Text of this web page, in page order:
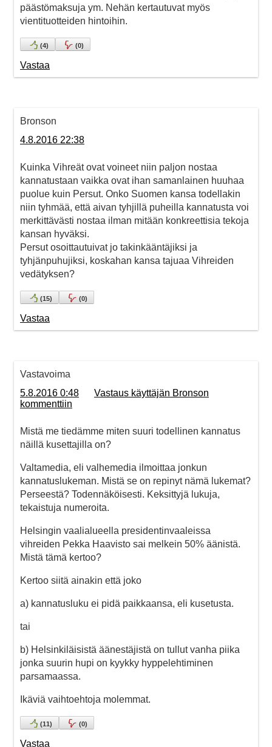
päästömaksuja ym. Nehän kertautuvat myös
vientituotteiden hintoihin.
(4) (0)
Vastaa
Bronson
4.8.2016 22:38
Kuinka Vihreät ovat voineet niin paljon nostaa
kannatustaan vaikka ovat ihan samanlainen huuhaa
puolue kuin Persut. Onko Suomen kansa todellakin
niin tyhmää, että aivan tyhjillä puheilla kannatusta voi
merkittävästi nostaa ilman mitään konkreettisia tekoja
kansan hyväksi.
Persut osoittautuivat jo takinkääntäjiksi ja
tyhjänpuhujiksi, koskahan kansa tajuaa Vihreiden
vedätyksen?
(15) (0)
Vastaa
Vastavoima
5.8.2016 0:48
Vastaus käyttäjän Bronson
kommenttiin
Mistä me tiedämme miten suuri todellinen kannatus
näillä kusettajilla on?
Valtamedia, eli valhemedia ilmoittaa jonkun
kannatuslukeman. Mistä se on repinyt nämä lukemat?
Perseestä? Todennäköisesti. Keksittyjä lukuja,
tekaistuja numeroita.
Helsingin vaalialueella presidentinvaaleissa
vihreiden Pekka Haavisto sai melkein 50% äänistä.
Mistä tämä kertoo?
Kertoo siitä ainakin että joko
a) kannatusluku ei pidä paikkaansa, eli kusetusta.
tai
b) Helsinkiläisistä äänestäjistä on tullut vanha piika
jonka suurin hupi on kyykky hyppelehtiminen
parsamaassa.
Ikäviä vaihtoehtoja molemmat.
(11) (0)
Vastaa